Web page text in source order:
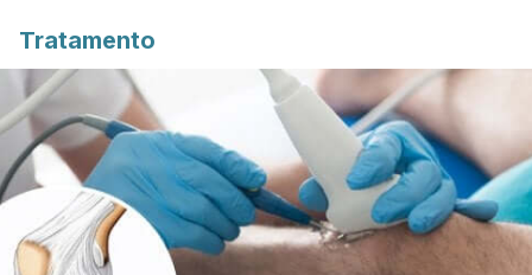
Tratamento